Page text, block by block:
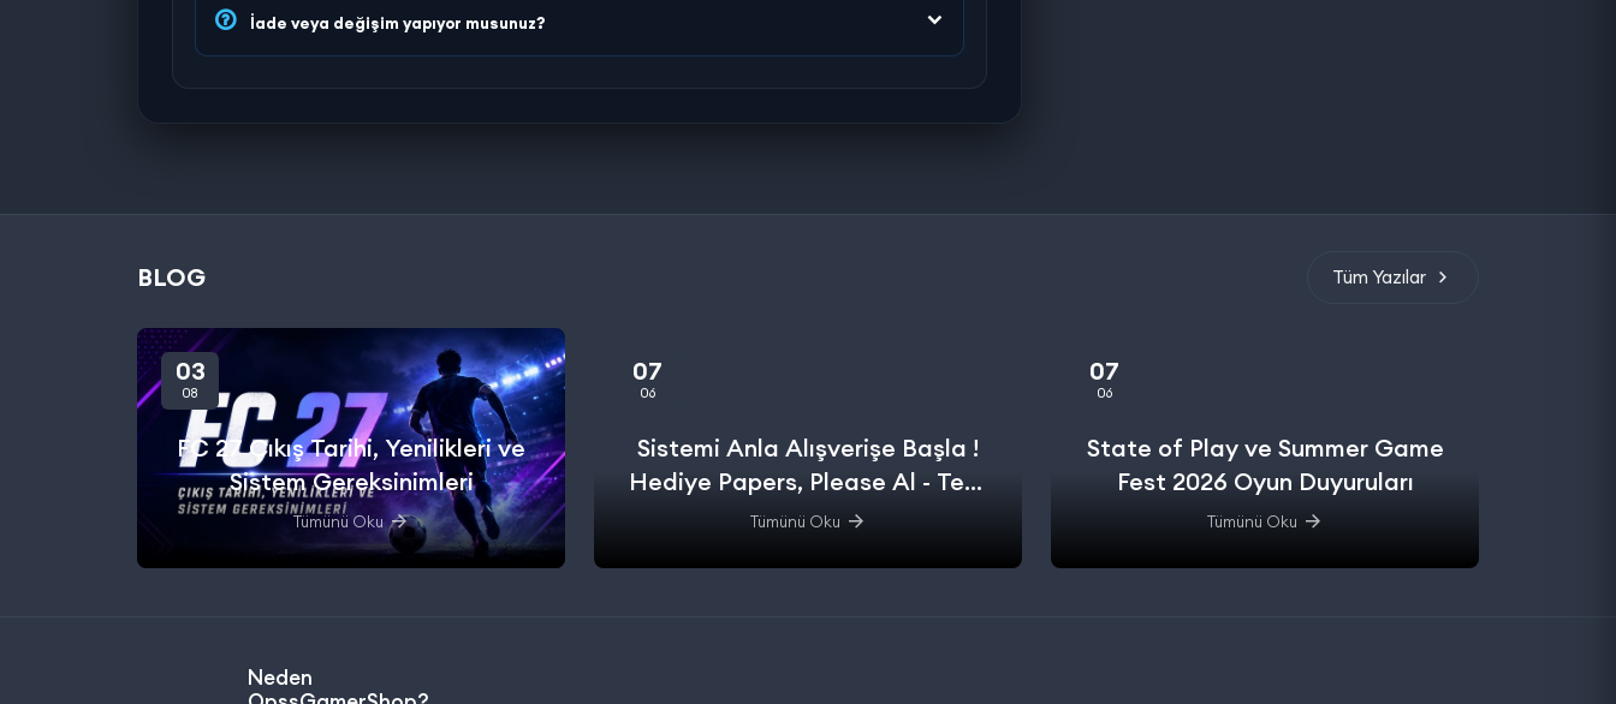
İade veya değişim yapıyor musunuz?
BLOG Tüm Yazılar
03
08
FC 27 Çıkış Tarihi, Yenilikleri ve
Sistem Gereksinimleri
Tümünü Oku
07
06
Sistemi Anla Alışverişe Başla !
Hediye Papers, Please Al - Test
Et - Alışverişe başla.
Tümünü Oku
07
06
State of Play ve Summer Game
Fest 2026 Oyun Duyuruları
Tümünü Oku
Neden